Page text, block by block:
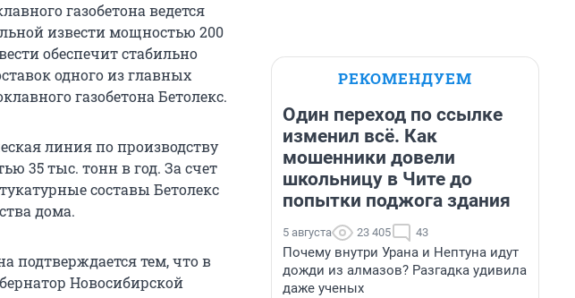
газобетона ведется
извести мощностью 200
обеспечит стабильно
одного из главных
газобетона Бетолекс.
линия по производству
35 тыс. тонн в год. За счет
составы Бетолекс
дома.
подтверждается тем, что в
Новосибирской
РЕКОМЕНДУЕМ
Один переход по ссылке
изменил всё. Как
мошенники довели
школьницу в Чите до
попытки поджога здания
5 августа 23 405 43
Почему внутри Урана и Нептуна идут
дожди из алмазов? Разгадка удивила
даже ученых